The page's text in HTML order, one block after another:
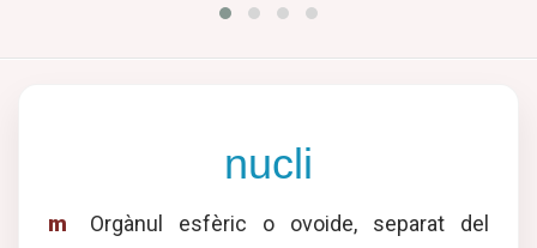
nucli
m
Orgànul esfèric o ovoide, separat del